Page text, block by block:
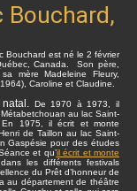
Bouchard,
Bouchard est né le 2 février
Canada. Son père,
mère Madeleine Fleury,
Caroline et Claudine.
De 1970 à 1973, il
au lac Saint-
1975, il écrit et monte
de Taillon au lac Saint-
Gaspésie pour des études
et qu’il écrit et monte
les différents festivals
du Prêt d’honneur de
au département de théâtre